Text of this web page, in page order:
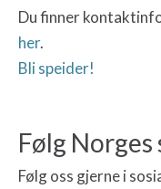
Du finner
her.
Bli speider!
Følg
Følg oss gjerne i